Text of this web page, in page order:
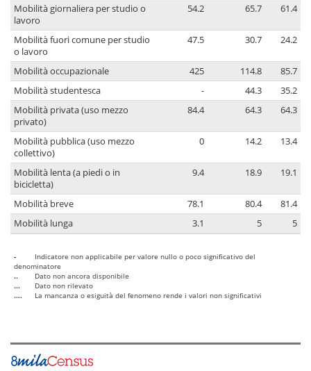
Mobilità giornaliera per studio o
lavoro
54.2 65.7 61.4
Mobilità fuori comune per studio
o lavoro
47.5 30.7 24.2
Mobilità occupazionale 425 114.8
85.7
Mobilità studentesca
- 44.3
35.2
Mobilità privata (uso mezzo
privato)
84.4 64.3 64.3
Mobilità pubblica (uso mezzo
collettivo)
0 14.2 13.4
Mobilità lenta (a piedi o in
bicicletta)
9.4 18.9 19.1
Mobilità breve 78.1 80.4
81.4
Mobilità lunga
3.1 5 5
-
Indicatore non applicabile per valore nullo o poco significativo del
denominatore
..
Dato non ancora disponibile
...
Dato non rilevato
....
La mancanza o esiguità del fenomeno rende i valori non significativi